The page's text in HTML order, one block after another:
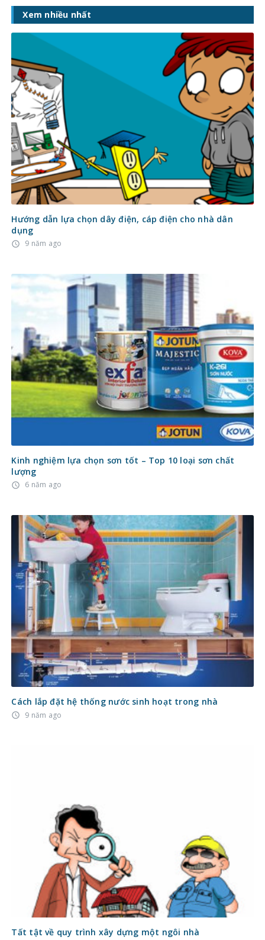
Xem nhiều nhất
Hướng dẫn lựa chọn dây điện, cáp điện cho nhà dân
dụng
access_time 9 năm ago
Kinh nghiệm lựa chọn sơn tốt – Top 10 loại sơn chất
lượng
access_time 6 năm ago
Cách lắp đặt hệ thống nước sinh hoạt trong nhà
access_time 9 năm ago
Tất tật về quy trình xây dựng một ngôi nhà